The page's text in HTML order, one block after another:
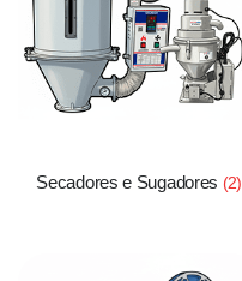
Secadores e Sugadores (2)